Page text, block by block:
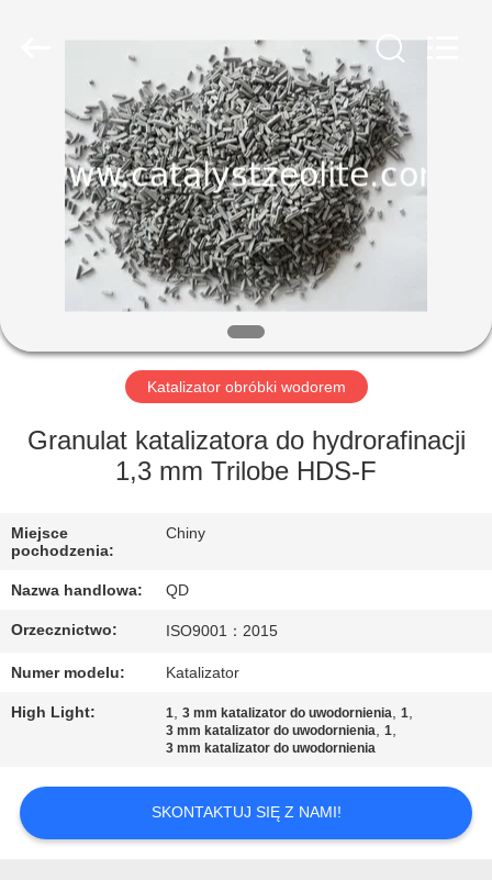
DOM
PRODUKTY
WYCIECZKA
FABRYCE
JAKOŚCI
SKONTAKTUJ
SIĘ
Z
NAMI
AKTUALNOŚCI
SPRAWY
Katalizator obróbki wodorem
Granulat katalizatora do hydrorafinacji
1,3 mm Trilobe HDS-F
Miejsce
pochodzenia:
Chiny
Nazwa handlowa: QD
Orzecznictwo: ISO9001：2015
Numer modelu: Katalizator
High Light: 1,3 mm katalizator do uwodornienia,1,
3 mm katalizator do uwodornienia,1,
3 mm katalizator do uwodornienia
SKONTAKTUJ SIĘ Z NAMI!